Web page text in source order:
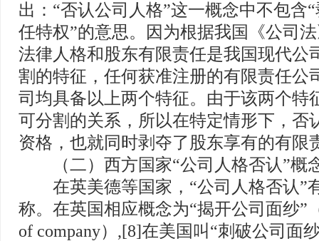
出：“否认公司人格”这一概念中不包含
任特权”的意思。因为根据我国《公司
法律人格和股东有限责任是我国现代公
割的特征，任何获准注册的有限责任公
司均具备以上两个特征。由于该两个特
可分割的关系，所以在特定情形下，否
资格，也就同时剥夺了股东享有的有限
（二）西方国家“公司人格否认”概
在英美德等国家，“公司人格否认”
称。在英国相应概念为“揭开公司面纱”
of company）,[8]在美国叫“刺破公司面